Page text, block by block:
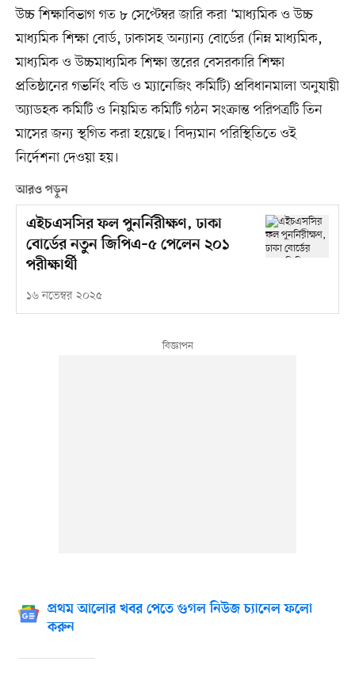
উচ্চ শিক্ষাবিভাগ গত ৮ সেপ্টেম্বর জারি করা ‘মাধ্যমিক ও উচ্চ
মাধ্যমিক শিক্ষা বোর্ড, ঢাকাসহ অন্যান্য বোর্ডের (নিম্ন মাধ্যমিক,
মাধ্যমিক ও উচ্চমাধ্যমিক শিক্ষা স্তরের বেসরকারি শিক্ষা
প্রতিষ্ঠানের গভর্নিং বডি ও ম্যানেজিং কমিটি) প্রবিধানমালা অনুযায়ী
অ্যাডহক কমিটি ও নিয়মিত কমিটি গঠন সংক্রান্ত পরিপত্রটি তিন
মাসের জন্য স্থগিত করা হয়েছে। বিদ্যমান পরিস্থিতিতে ওই
নির্দেশনা দেওয়া হয়।
আরও পড়ুন
এইচএসসির ফল পুনর্নিরীক্ষণ, ঢাকা
বোর্ডের নতুন জিপিএ–৫ পেলেন ২০১
পরীক্ষার্থী
১৬ নভেম্বর ২০২৫
প্রথম আলোর খবর পেতে গুগল নিউজ চ্যানেল ফলো
করুন